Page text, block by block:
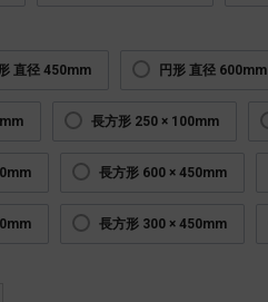
直径 450mm 円形 直径 600mm
長方形 250 × 100mm
長方形 600 × 450mm
長方形 300 × 450mm